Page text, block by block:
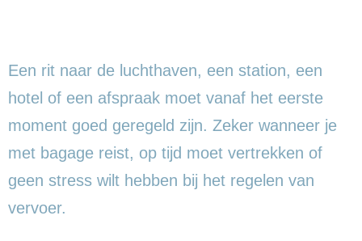
Een rit naar de luchthaven, een station, een
hotel of een afspraak moet vanaf het eerste
moment goed geregeld zijn. Zeker wanneer je
met bagage reist, op tijd moet vertrekken of
geen stress wilt hebben bij het regelen van
vervoer.